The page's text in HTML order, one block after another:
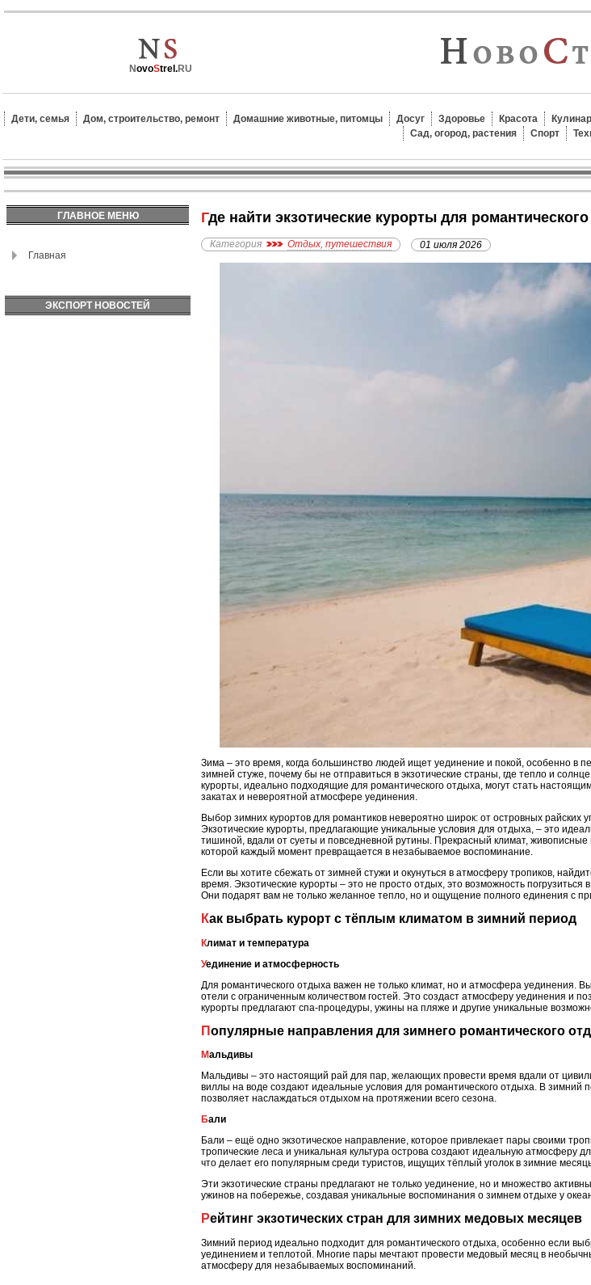
NovoStrel.RU
Дети, семья Дом, строительство, ремонт Домашние животные, питомцы Досуг Здоровье Красота
Сад, огород, растения
Спорт
ГЛАВНОЕ МЕНЮ
Главная
ЭКСПОРТ НОВОСТЕЙ
Где найти экзотические курорты для
Категория Отдых, путешествия 01 июля 2026
Зима – это время, когда большинство людей ищет уединение и покой, особенно в
зимней стуже, почему бы не отправиться в экзотические страны, где тепло и
курорты, идеально подходящие для романтического отдыха, могут стать
закатах и невероятной атмосфере уединения.
Выбор зимних курортов для романтиков невероятно широк: от островных райских
Экзотические курорты, предлагающие уникальные условия для отдыха, – это
тишиной, вдали от суеты и повседневной рутины. Прекрасный климат, живописные
которой каждый момент превращается в незабываемое воспоминание.
Если вы хотите сбежать от зимней стужи и окунуться в атмосферу тропиков,
время. Экзотические курорты – это не просто отдых, это возможность
Они подарят вам не только желанное тепло, но и ощущение полного единения с
Как выбрать курорт с тёплым климатом в зимний период
Климат и температура
Уединение и атмосферность
Для романтического отдыха важен не только климат, но и атмосфера уединения.
отели с ограниченным количеством гостей. Это создаст атмосферу уединения и
курорты предлагают спа-процедуры, ужины на пляже и другие уникальные
Популярные направления для зимнего романтического
Мальдивы
Мальдивы – это настоящий рай для пар, желающих провести время вдали от
виллы на воде создают идеальные условия для романтического отдыха. В зимний
позволяет наслаждаться отдыхом на протяжении всего сезона.
Бали
Бали – ещё одно экзотическое направление, которое привлекает пары своими
тропические леса и уникальная культура острова создают идеальную атмосферу
что делает его популярным среди туристов, ищущих тёплый уголок в зимние
Эти экзотические страны предлагают не только уединение, но и множество
ужинов на побережье, создавая уникальные воспоминания о зимнем отдыхе у
Рейтинг экзотических стран для зимних медовых месяцев
Зимний период идеально подходит для романтического отдыха, особенно если
уединением и теплотой. Многие пары мечтают провести медовый месяц в
атмосферу для незабываемых воспоминаний.